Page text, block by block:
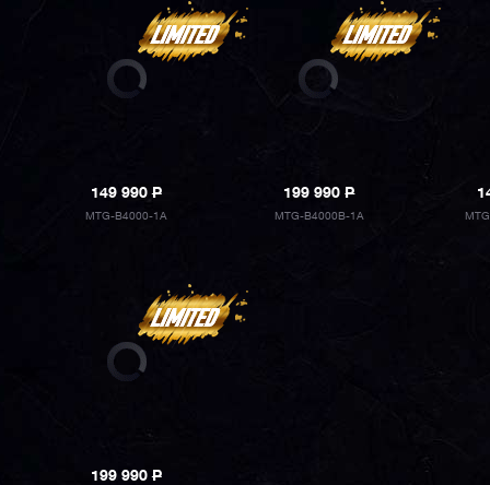
149 990P
MTG-B4000-1A
199 990P
MTG-B4000B-1A
199 990P